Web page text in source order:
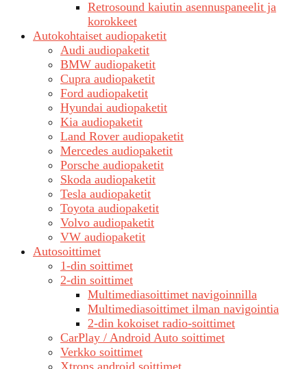
Retrosound kaiutin asennuspaneelit ja
korokkeet
Autokohtaiset audiopaketit
Audi audiopaketit
BMW audiopaketit
Cupra audiopaketit
Ford audiopaketit
Hyundai audiopaketit
Kia audiopaketit
Land Rover audiopaketit
Mercedes audiopaketit
Porsche audiopaketit
Skoda audiopaketit
Tesla audiopaketit
Toyota audiopaketit
Volvo audiopaketit
VW audiopaketit
Autosoittimet
1-din soittimet
2-din soittimet
Multimediasoittimet navigoinnilla
Multimediasoittimet ilman navigointia
2-din kokoiset radio-soittimet
CarPlay / Android Auto soittimet
Verkko soittimet
Xtrons android soittimet